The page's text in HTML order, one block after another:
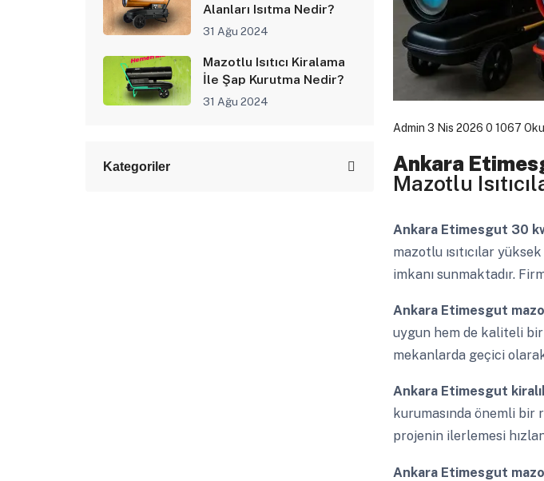
Alanları Isıtma Nedir?
31 Ağu 2024
Mazotlu Isıtıcı Kiralama
İle Şap Kurutma Nedir?
31 Ağu 2024
Kategoriler
Admin 3 Nis 2026 0 1067
Ankara
Mazotlu
Ankara Etimesgut 30
mazotlu ısıtıcılar
imkanı sunmaktadır.
Ankara Etimesgut
uygun hem de kaliteli bir
mekanlarda geçici olarak
Ankara Etimesgut
kurumasında önemli bir
projenin ilerlemesi
Ankara Etimesgut